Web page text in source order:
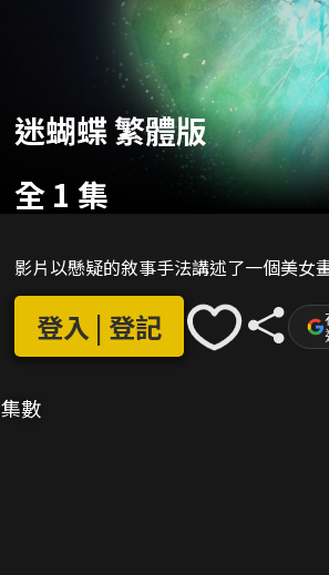
迷蝴蝶 繁體版
全 1 集
影片以懸疑的敘事手法講述了一個美女
登入 | 登記
集數